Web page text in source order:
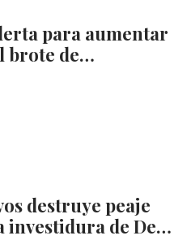
para aumentar
brote de…
destruye peaje
investidura de De…